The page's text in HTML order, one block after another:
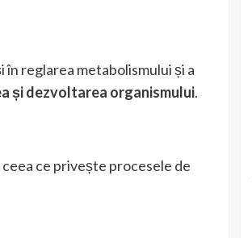
reglarea metabolismului și a
și dezvoltarea organismului.
ce privește procesele de